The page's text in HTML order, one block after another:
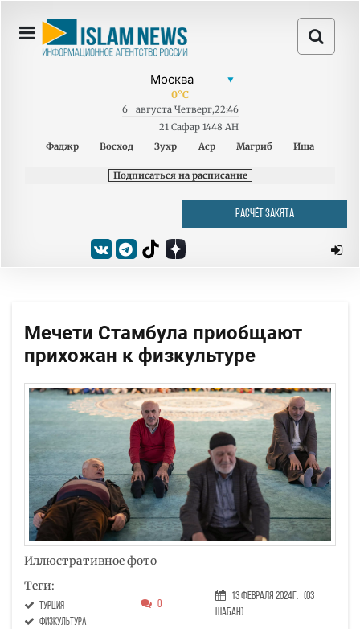
0°C
6 августа Четверг,22:46
21 Сафар 1448 AH
Фаджр
Восход Зухр Аср Магриб Иша
Подписаться на расписание
РАСЧЁТ ЗАКЯТА
Мечети Стамбула приобщают
прихожан к физкультуре
Иллюстративное фото
Теги:
Турция
физкультура
0
13 Февраля 2024г. (03
Шабан)